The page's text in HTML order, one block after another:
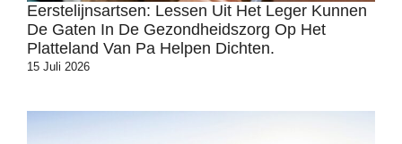
Eerstelijnsartsen: Lessen Uit Het Leger Kunnen
De Gaten In De Gezondheidszorg Op Het
Platteland Van Pa Helpen Dichten.
15 Juli 2026